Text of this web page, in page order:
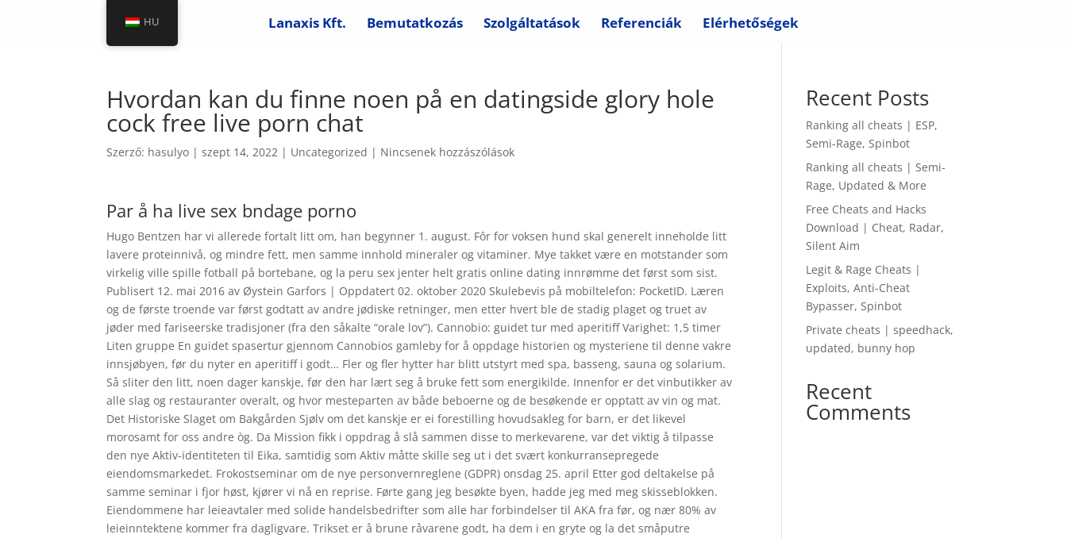
Lanaxis Kft. Bemutatkozás Szolgáltatások Referenciák Elérhetőségek
Hvordan kan du finne noen på en datingside glory hole
cock free live porn chat
Szerző: hasulyo |szept 14, 2022 | Uncategorized | Nincsenek hozzászólások
Par å ha live sex bndage porno
Hugo Bentzen har vi allerede fortalt litt om, han begynner 1. august. Fôr for voksen hund skal generelt inneholde litt
lavere proteinnivå, og mindre fett, men samme innhold mineraler og vitaminer. Mye takket være en motstander som
virkelig ville spille fotball på bortebane, og la peru sex jenter helt gratis online dating innrømme det først som sist.
Publisert 12. mai 2016 av Øystein Garfors | Oppdatert 02. oktober 2020 Skulebevis på mobiltelefon: PocketID. Læren
og de første troende var først godtatt av andre jødiske retninger, men etter hvert ble de stadig plaget og truet av
jøder med fariseerske tradisjoner (fra den såkalte “orale lov”). Cannobio: guidet tur med aperitiff Varighet: 1,5 timer
Liten gruppe En guidet spasertur gjennom Cannobios gamleby for å oppdage historien og mysteriene til denne vakre
innsjøbyen, før du nyter en aperitiff i godt… Fler og fler hytter har blitt utstyrt med spa, basseng, sauna og solarium.
Så sliter den litt, noen dager kanskje, før den har lært seg å bruke fett som energikilde. Innenfor er det vinbutikker av
alle slag og restauranter overalt, og hvor mesteparten av både beboerne og de besøkende er opptatt av vin og mat.
Det Historiske Slaget om Bakgården Sjølv om det kanskje er ei forestilling hovudsakleg for barn, er det likevel
morosamt for oss andre òg. Da Mission fikk i oppdrag å slå sammen disse to merkevarene, var det viktig å tilpasse
den nye Aktiv-identiteten til Eika, samtidig som Aktiv måtte skille seg ut i det svært konkurransepregede
eiendomsmarkedet. Frokostseminar om de nye personvernreglene (GDPR) onsdag 25. april Etter god deltakelse på
samme seminar i fjor høst, kjører vi nå en reprise. Førte gang jeg besøkte byen, hadde jeg med meg skisseblokken.
Eiendommene har leieavtaler med solide handelsbedrifter som alle har forbindelser til AKA fra før, og nær 80% av
leieinntektene kommer fra dagligvare. Trikset er å brune råvarene godt, ha dem i en gryte og la det småputre
Recent Posts
Ranking all cheats | ESP,
Semi-Rage, Spinbot
Ranking all cheats | Semi-
Rage, Updated & More
Free Cheats and Hacks
Download | Cheat, Radar,
Silent Aim
Legit & Rage Cheats |
Exploits, Anti-Cheat
Bypasser, Spinbot
Private cheats | speedhack,
updated, bunny hop
Recent
Comments
HU